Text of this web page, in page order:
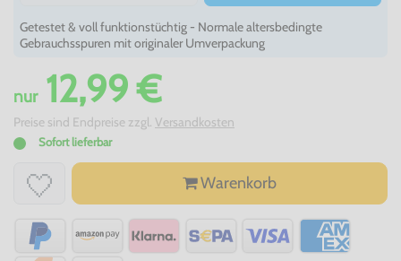
Getestet & voll funktionstüchtig - Normale altersbedingte
Gebrauchsspuren mit originaler Umverpackung
nur12,99 €
Preise sind Endpreise zzgl. Versandkosten
Sofort lieferbar
Warenkorb